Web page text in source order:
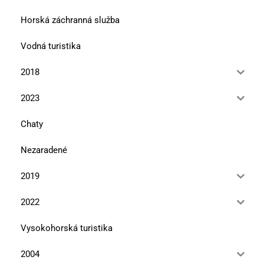
Horská záchranná služba
Vodná turistika
2018
2023
Chaty
Nezaradené
2019
2022
Vysokohorská turistika
2004